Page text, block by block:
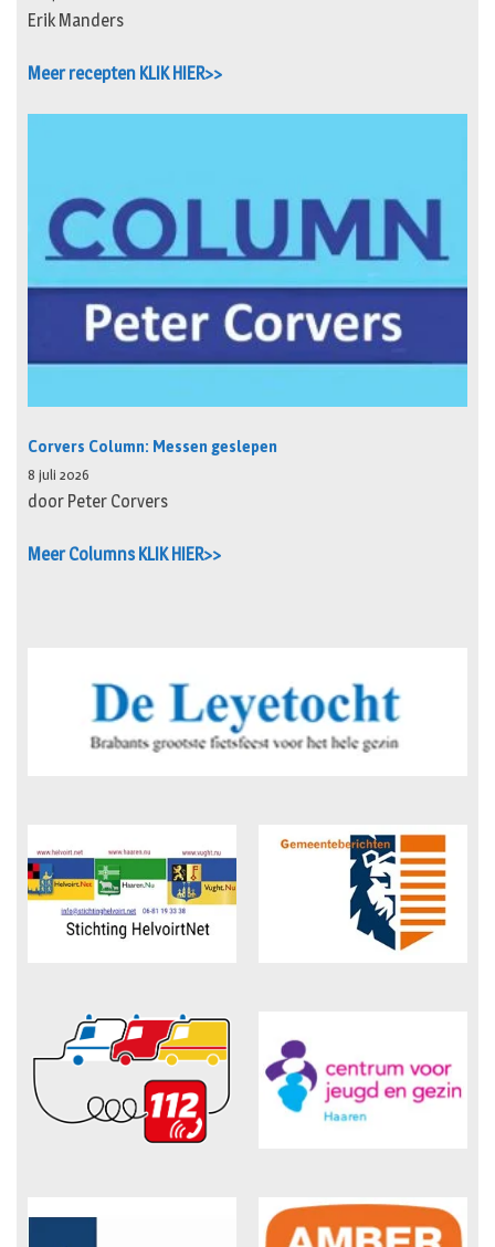
Erik Manders
Meer recepten KLIK HIER>>
Corvers Column: Messen geslepen
8 juli 2026
door Peter Corvers
Meer Columns KLIK HIER>>